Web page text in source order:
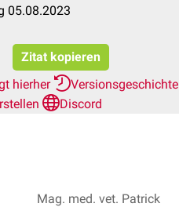
05.08.2023
Zitat kopieren
hierher
Versionsgeschichte
Discord
Mag. med. vet. Patrick